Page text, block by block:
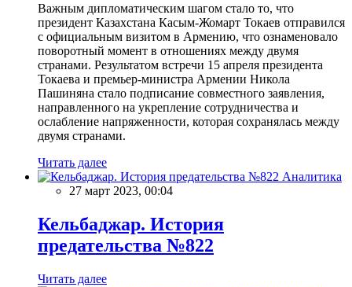
Важным дипломатическим шагом стало то, что
президент Казахстана Касым-Жомарт Токаев отправился
с официальным визитом в Армению, что ознаменовало
поворотный момент в отношениях между двумя
странами. Результатом встречи 15 апреля президента
Токаева и премьер-министра Армении Никола
Пашиняна стало подписание совместного заявления,
направленного на укрепление сотрудничества и
ослабление напряженности, которая сохранялась между
двумя странами.
Читать далее
Аналитика
27 март 2023, 00:04
Кельбаджар. История
предательства №822
Читать далее